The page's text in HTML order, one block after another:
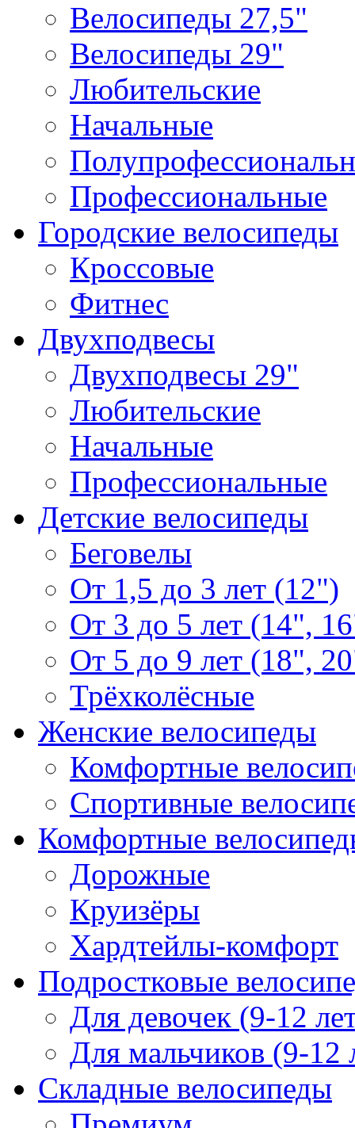
Велосипеды 27,5"
Велосипеды 29"
Любительские
Начальные
Профессиональные
Городские велосипеды
Кроссовые
Фитнес
Двухподвесы
Двухподвесы 29"
Любительские
Начальные
Профессиональные
Детские велосипеды
Беговелы
От 1,5 до 3 лет (12")
От 3 до 5 лет (14",
От 5 до 9 лет (18",
Трёхколёсные
Женские велосипеды
Комфортные
Спортивные
Комфортные
Дорожные
Круизёры
Хардтейлы-комфорт
Подростковые
Для девочек (9-12
Для мальчиков (9-12
Складные велосипеды